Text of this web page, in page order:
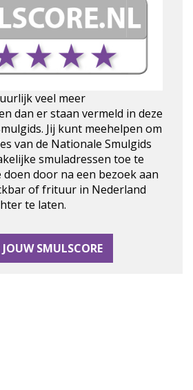
veel meer
dan er staan vermeld in deze
Jij kunt meehelpen om
van de Nationale Smulgids
smuladressen toe te
door na een bezoek aan
of frituur in Nederland
te laten.
JOUW SMULSCORE